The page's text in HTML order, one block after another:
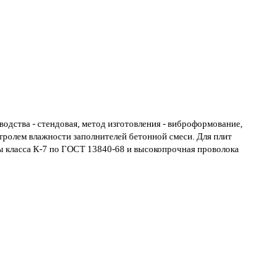
- стендовая, метод изготовления - виброформование,
влажности заполнителей бетонной смеси. Для плит
К-7 по ГОСТ 13840-68 и высокопрочная проволока